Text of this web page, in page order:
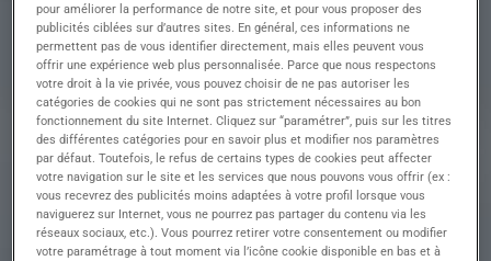
Expérience
Salaire
Contrat
Ville
()
Référence Annonce n°
Contact
pour améliorer la performance de notre site, et pour vous proposer des
publicités ciblées sur d’autres sites. En général, ces informations ne
permettent pas de vous identifier directement, mais elles peuvent vous
offrir une expérience web plus personnalisée. Parce que nous respectons
votre droit à la vie privée, vous pouvez choisir de ne pas autoriser les
catégories de cookies qui ne sont pas strictement nécessaires au bon
fonctionnement du site Internet. Cliquez sur “paramétrer”, puis sur les titres
des différentes catégories pour en savoir plus et modifier nos paramètres
par défaut. Toutefois, le refus de certains types de cookies peut affecter
votre navigation sur le site et les services que nous pouvons vous offrir (ex :
vous recevrez des publicités moins adaptées à votre profil lorsque vous
naviguerez sur Internet, vous ne pourrez pas partager du contenu via les
réseaux sociaux, etc.). Vous pourrez retirer votre consentement ou modifier
votre paramétrage à tout moment via l’icône cookie disponible en bas et à